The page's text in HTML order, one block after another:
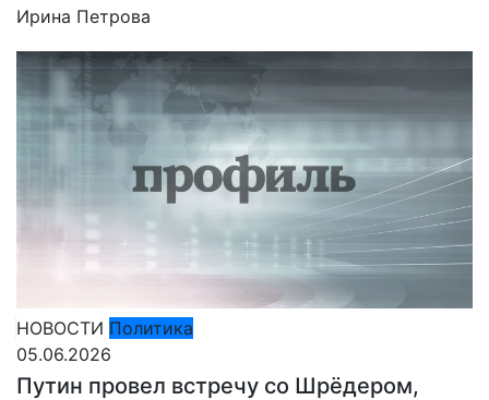
Ирина Петрова
НОВОСТИ Политика
05.06.2026
Путин провел встречу со Шрёдером,